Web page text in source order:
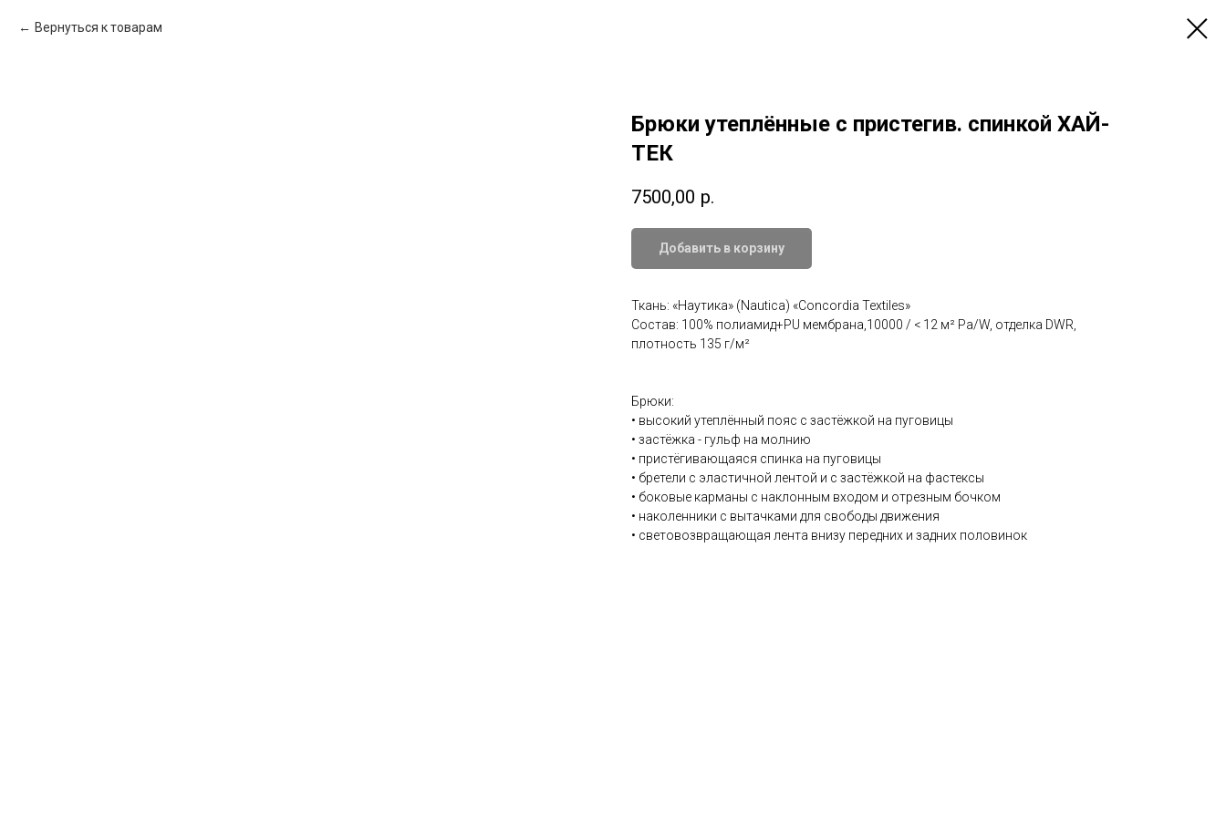
Вернуться к товарам
Брюки утеплённые с пристегив. спинкой ХАЙ-
ТЕК
7500,00 р.
Добавить в корзину
Ткань: «Наутика» (Nautica) «Concordia Textiles»
Состав: 100% полиамид+PU мембрана,10000 / < 12 м² Pa/W, отделка DWR,
плотность 135 г/м²
Брюки:
• высокий утеплённый пояс с застёжкой на пуговицы
• застёжка - гульф на молнию
• пристёгивающаяся спинка на пуговицы
• бретели с эластичной лентой и с застёжкой на фастексы
• боковые карманы с наклонным входом и отрезным бочком
• наколенники с вытачками для свободы движения
• световозвращающая лента внизу передних и задних половинок